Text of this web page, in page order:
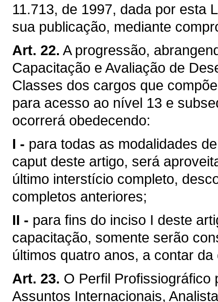
11.713, de 1997, dada por esta
sua publicação, mediante
Art. 22. A progressão,
Capacitação e Avaliação de
Classes dos cargos que
para acesso ao nível 13 e
ocorrerá obedecendo:
I - para todas as modalidades
caput deste artigo, será
último interstício completo,
completos anteriores;
II - para fins do inciso I deste
capacitação, somente serão
últimos quatro anos, a contar
Art. 23. O Perfil Profissiográfico
Assuntos Internacionais,